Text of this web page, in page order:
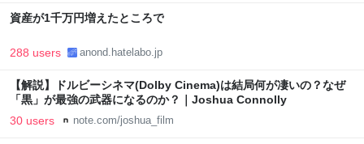
資産が1千万円増えたところで
288 users anond.hatelabo.jp
【解説】ドルビーシネマ(Dolby Cinema)は結局何が凄いの？なぜ
「黒」が最強の武器になるのか？｜Joshua Connolly
30 users note.com/joshua_film